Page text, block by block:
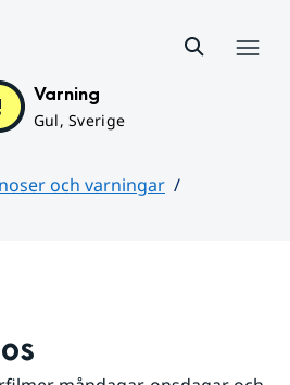
Varning
Gul, Sverige
och varningar